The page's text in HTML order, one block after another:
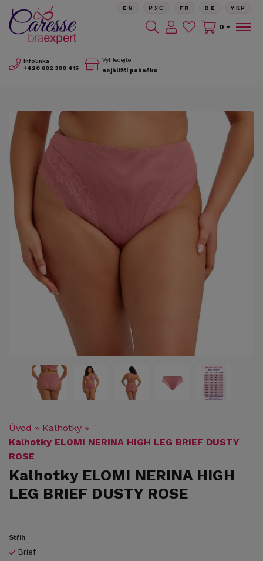
Infolinka
+420 602 300 415
Vyhledejte
nejbližší pobočku
EN РУС FR DE YКР
0
Úvod » Kalhotky »
Kalhotky ELOMI NERINA HIGH LEG BRIEF DUSTY
ROSE
Kalhotky ELOMI NERINA HIGH
LEG BRIEF DUSTY ROSE
Střih
Brief